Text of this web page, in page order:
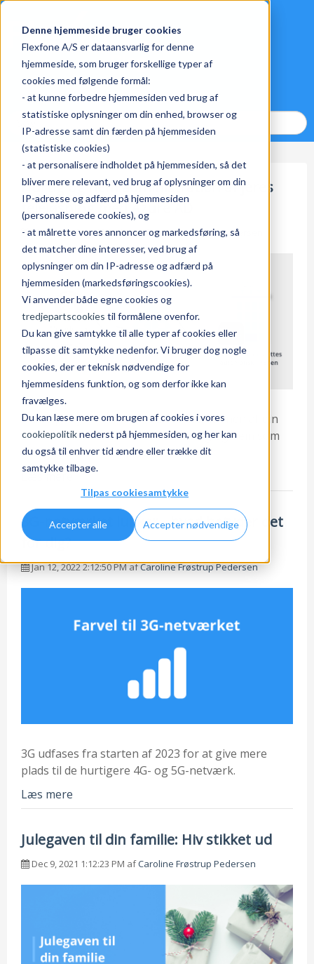
Denne hjemmeside bruger cookies
Flexfone A/S er dataansvarlig for denne
hjemmeside, som bruger forskellige typer af
cookies med følgende formål:
- at kunne forbedre hjemmesiden ved brug af
statistiske oplysninger om din enhed, browser og
IP-adresse samt din færden på hjemmesiden
(statistiske cookies)
- at personalisere indholdet på hjemmesiden, så det
bliver mere relevant, ved brug af oplysninger om din
IP-adresse og adfærd på hjemmesiden
(personaliserede cookies), og
- at målrette vores annoncer og markedsføring, så
det matcher dine interesser, ved brug af
oplysninger om din IP-adresse og adfærd på
hjemmesiden (markedsføringscookies).
Vi anvender både egne cookies og
tredjepartscookies til formålene ovenfor.
Du kan give samtykke til alle typer af cookies eller
tilpasse dit samtykke nedenfor. Vi bruger dog nogle
cookies, der er teknisk nødvendige for
hjemmesidens funktion, og som derfor ikke kan
fravælges.
Du kan læse mere om brugen af cookies i vores
cookiepolitiknederst på hjemmesiden, og her kan
du også til enhver tid ændre eller trække dit
samtykke tilbage.
Tilpas cookiesamtykke
Accepter alle Accepter nødvendige
Hurtig og nem administration af jeres
teleløsning med Azure AD
May 18, 2022 1:47:03 PM afCaroline Frøstrup Pedersen
Tid er penge. Derfor skal administrationen af din
virksomheds telefoni være så hurtig og nem som
muligt.
Læs mere
3G-netværket lukker - hvad betyder det
for dig?
Jan 12, 2022 2:12:50 PM afCaroline Frøstrup Pedersen
3G udfases fra starten af 2023 for at give mere
plads til de hurtigere 4G- og 5G-netværk.
Læs mere
Julegaven til din familie: Hiv stikket ud
Dec 9, 2021 1:12:23 PM afCaroline Frøstrup Pedersen